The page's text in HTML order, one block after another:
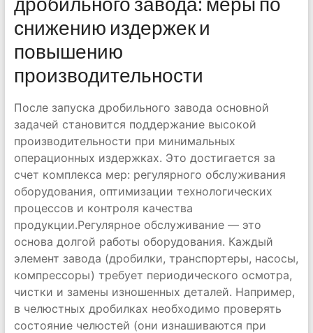
снижению издержек и
повышению
производительности
После запуска дробильного завода основной
задачей становится поддержание высокой
производительности при минимальных
операционных издержках. Это достигается за
счет комплекса мер: регулярного обслуживания
оборудования, оптимизации технологических
процессов и контроля качества
продукции.Регулярное обслуживание — это
основа долгой работы оборудования. Каждый
элемент завода (дробилки, транспортеры, насосы,
компрессоры) требует периодического осмотра,
чистки и замены изношенных деталей. Например,
в челюстных дробилках необходимо проверять
состояние челюстей (они изнашиваются при